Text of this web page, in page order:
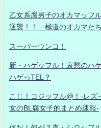
乙女系腐男子のオカマッフ
逆襲！！ 極道のオカマたち
スーパーウンコ！
新・ハゲッフル！哀愁のハ
ハゲっTEL？
こじ！コジッフル@！-レ
女のBL腐女子的まとめ速報-